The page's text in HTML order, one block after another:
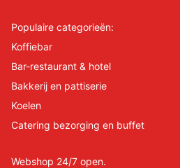
Populaire categorieën:
Koffiebar
Bar-restaurant & hotel
Bakkerij en pattiserie
Koelen
Catering bezorging en buffet
Webshop 24/7 open.